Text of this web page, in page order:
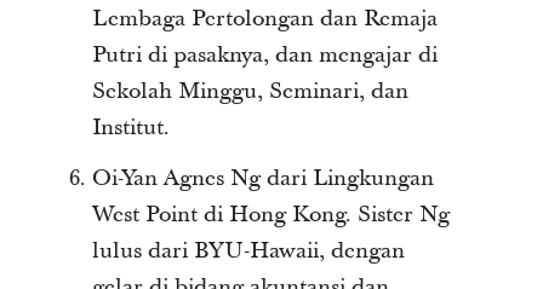
Lembaga Pertolongan dan Remaja
Putri di pasaknya, dan mengajar di
Sekolah Minggu, Seminari, dan
Institut.
Oi-Yan Agnes Ng dari Lingkungan
West Point di Hong Kong. Sister Ng
lulus dari BYU-Hawaii, dengan